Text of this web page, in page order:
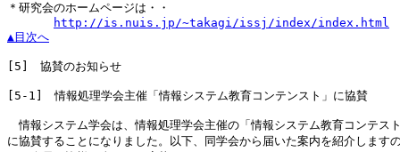
＊研究会のホームページは・・
http://is.nuis.jp/~takagi/issj/index/index.html
▲目次へ
[5] 協賛のお知らせ
[5-1] 情報処理学会主催「情報システム教育コンテンスト」に協賛
情報システム学会は、情報処理学会主催の「情報システム教育コンテスト
に協賛することになりました。以下、同学会から届いた案内を紹介します